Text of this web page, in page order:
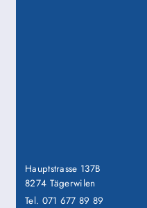
Hauptstrasse 137B
8274 Tägerwilen
Tel. 071 677 89 89